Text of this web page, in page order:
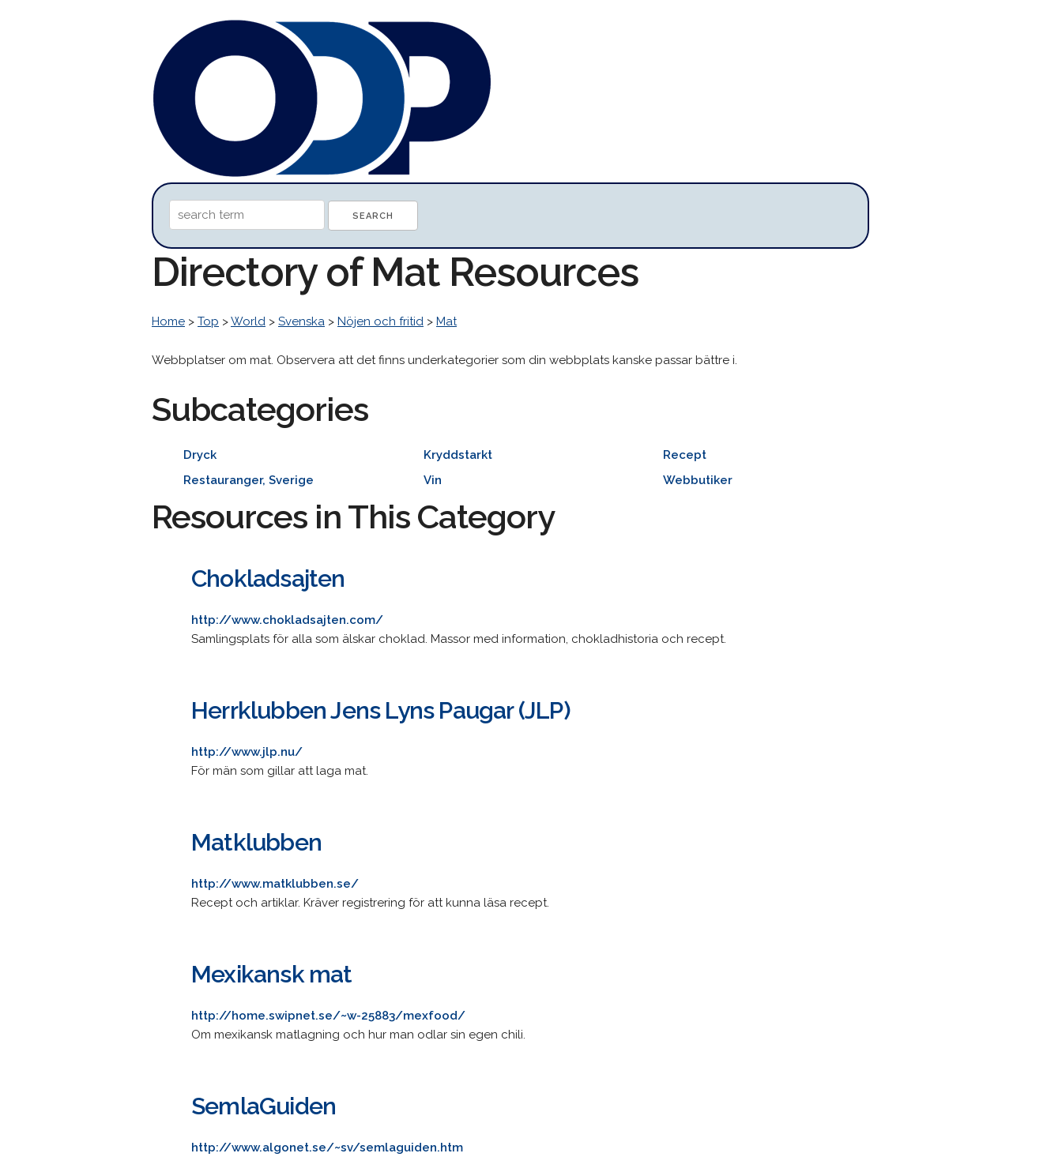
Directory of Mat Resources
Home > Top >World > Svenska > Nöjen och fritid > Mat
Webbplatser om mat. Observera att det finns underkategorier som din webbplats kanske passar bättre i.
Subcategories
Dryck Kryddstarkt
Recept
Restauranger, Sverige
Vin Webbutiker
Resources in This Category
Chokladsajten
http://www.chokladsajten.com/
Samlingsplats för alla som älskar choklad. Massor med information, chokladhistoria och recept.
Herrklubben Jens Lyns Paugar (JLP)
http://www.jlp.nu/
För män som gillar att laga mat.
Matklubben
http://www.matklubben.se/
Recept och artiklar. Kräver registrering för att kunna läsa recept.
Mexikansk mat
http://home.swipnet.se/~w-25883/mexfood/
Om mexikansk matlagning och hur man odlar sin egen chili.
SemlaGuiden
http://www.algonet.se/~sv/semlaguiden.htm